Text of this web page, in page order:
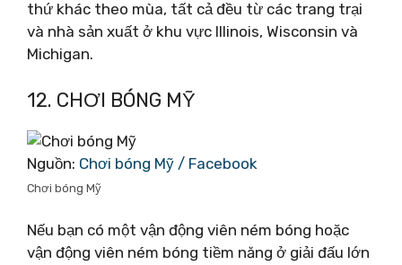
thứ khác theo mùa, tất cả đều từ các trang trại
và nhà sản xuất ở khu vực Illinois, Wisconsin và
Michigan.
12. CHƠI BÓNG MỸ
Nguồn: Chơi bóng Mỹ / Facebook
Chơi bóng Mỹ
Nếu bạn có một vận động viên ném bóng hoặc
vận động viên ném bóng tiềm năng ở giải đấu lớn